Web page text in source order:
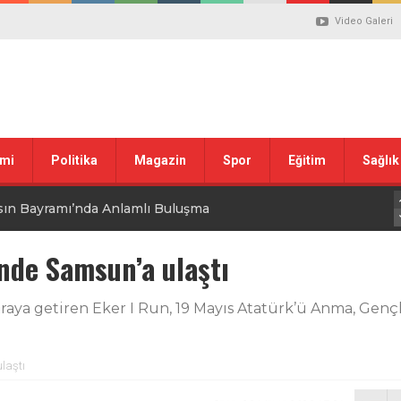
Video Galeri
Politika Magazin Spor Eğitim Sağlık
Bayramı’nda Anlamlı Buluşma
tepkisi
ilgili düzenleme görüşülüyor
Samsun’a ulaştı
getiren Eker I Run, 19 Mayıs Atatürk’ü Anma,